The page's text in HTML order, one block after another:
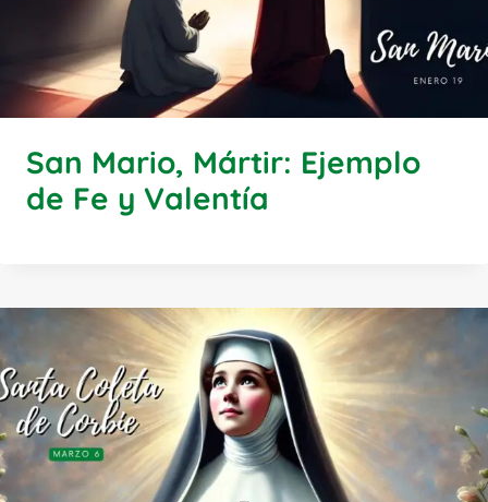
San Mario, Mártir: Ejemplo
de Fe y Valentía